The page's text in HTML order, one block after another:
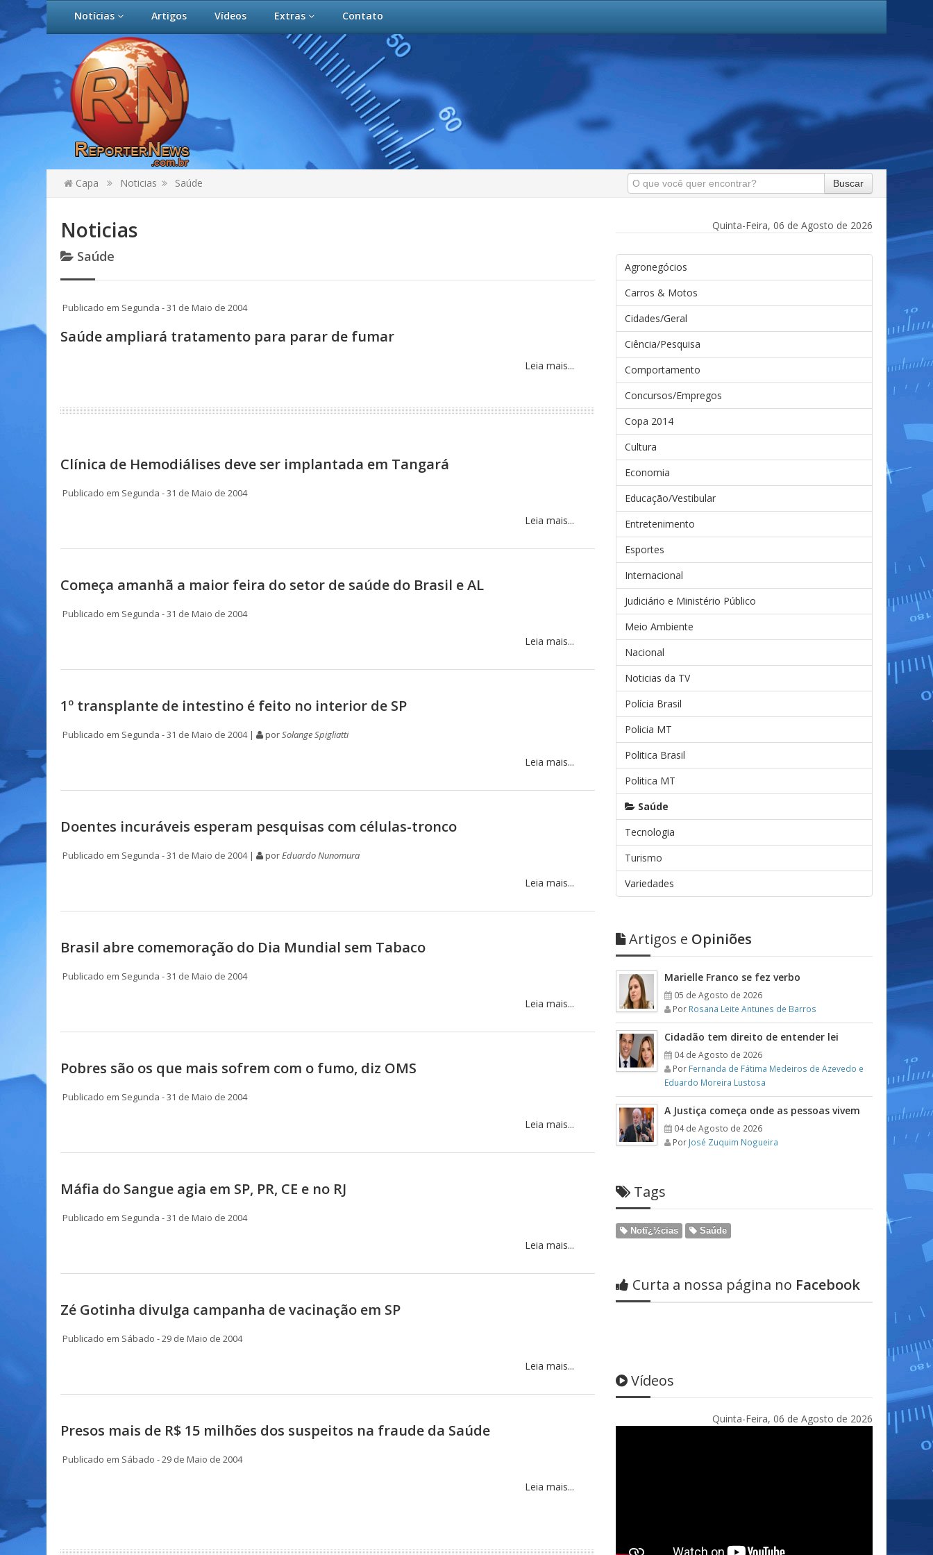
Notícias Artigos Vídeos Extras Contato
Capa Noticias Saúde Buscar
Noticias
Saúde
Publicado em Segunda - 31 de Maio de 2004
Saúde ampliará tratamento para parar de fumar
Leia mais...
Clínica de Hemodiálises deve ser implantada em Tangará
Publicado em Segunda - 31 de Maio de 2004
Leia mais...
Começa amanhã a maior feira do setor de saúde do Brasil e AL
Publicado em Segunda - 31 de Maio de 2004
Leia mais...
1º transplante de intestino é feito no interior de SP
Publicado em Segunda - 31 de Maio de 2004 | porSolange Spigliatti
Leia mais...
Doentes incuráveis esperam pesquisas com células-tronco
Publicado em Segunda - 31 de Maio de 2004 | porEduardo Nunomura
Leia mais...
Brasil abre comemoração do Dia Mundial sem Tabaco
Publicado em Segunda - 31 de Maio de 2004
Leia mais...
Pobres são os que mais sofrem com o fumo, diz OMS
Publicado em Segunda - 31 de Maio de 2004
Leia mais...
Máfia do Sangue agia em SP, PR, CE e no RJ
Publicado em Segunda - 31 de Maio de 2004
Leia mais...
Zé Gotinha divulga campanha de vacinação em SP
Publicado em Sábado - 29 de Maio de 2004
Leia mais...
Presos mais de R$ 15 milhões dos suspeitos na fraude da Saúde
Publicado em Sábado - 29 de Maio de 2004
Leia mais...
Quinta-Feira, 06 de Agosto de 2026
Agronegócios
Carros & Motos
Cidades/Geral
Ciência/Pesquisa
Comportamento
Concursos/Empregos
Copa 2014
Cultura
Economia
Educação/Vestibular
Entretenimento
Esportes
Internacional
Judiciário e Ministério Público
Meio Ambiente
Nacional
Noticias da TV
Polícia Brasil
Policia MT
Politica Brasil
Politica MT
Saúde
Tecnologia
Turismo
Variedades
Artigos e Opiniões
Marielle Franco se fez verbo
05 de Agosto de 2026
Por Rosana Leite Antunes de Barros
Cidadão tem direito de entender lei
04 de Agosto de 2026
Por Fernanda de Fátima Medeiros de Azevedo e
Eduardo Moreira Lustosa
A Justiça começa onde as pessoas vivem
04 de Agosto de 2026
Por José Zuquim Nogueira
Tags
Notï¿½cias Saúde
Curta a nossa página no Facebook
Vídeos
Quinta-Feira, 06 de Agosto de 2026